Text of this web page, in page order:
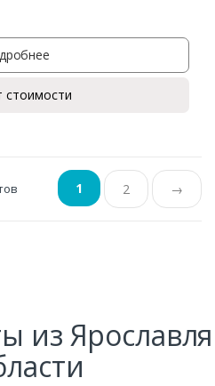
стоимости
1 2 →
из Ярославля